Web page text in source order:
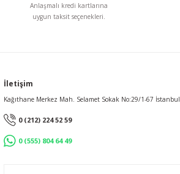
Anlaşmalı kredi kartlarına
uygun taksit seçenekleri.
İletişim
Kağıthane Merkez Mah. Selamet Sokak No:29/1-67 İstanbul
0 (212) 224 52 59
0 (555) 804 64 49